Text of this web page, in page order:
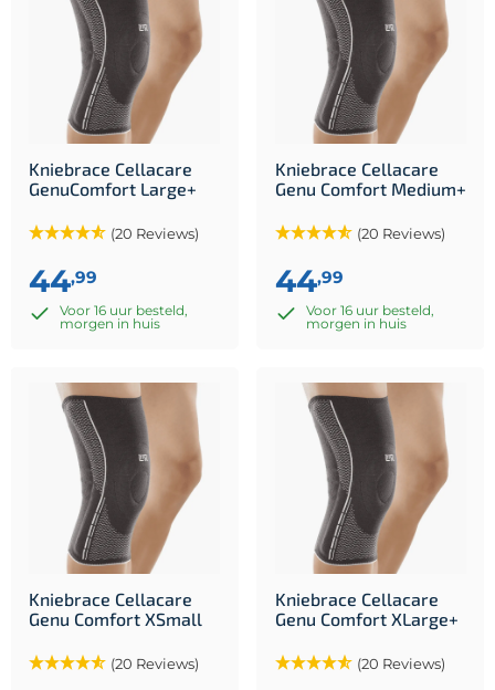
Kniebrace Cellacare
GenuComfort Large+
(20 Reviews)
44,99
Voor 16 uur besteld,
morgen in huis
Kniebrace Cellacare
Genu Comfort Medium+
(20 Reviews)
44,99
Voor 16 uur besteld,
morgen in huis
Kniebrace Cellacare
Genu Comfort XSmall
(20 Reviews)
Kniebrace Cellacare
Genu Comfort XLarge+
(20 Reviews)